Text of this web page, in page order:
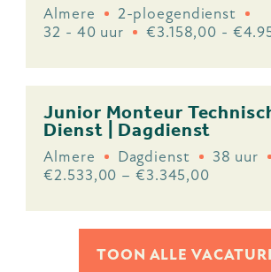
Almere
2-ploegendienst
32 - 40 uur
€3.158,00 -
Junior Monteur
Dienst | Dagdienst
Almere Dagdienst
38 uur
€2.533,00 – €3.345,00
TOON ALLE